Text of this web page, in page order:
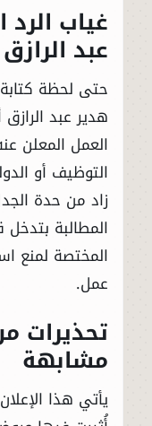
غياب
عبد الرازق
حتى لحظة كتابة
هدير عبد
العمل المعلن
التوظيف أو
زاد من حدة
المطالبة
المختصة لمنع
عمل.
تحذيرات
مشابهة
يأتي هذا